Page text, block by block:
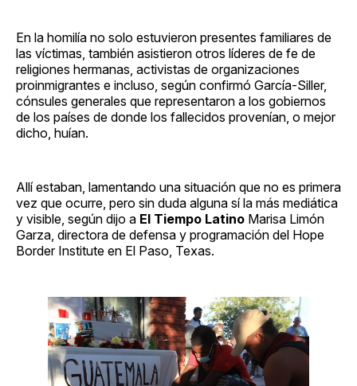
En la homilía no solo estuvieron presentes familiares de
las víctimas, también asistieron otros líderes de fe de
religiones hermanas, activistas de organizaciones
proinmigrantes e incluso, según confirmó García-Siller,
cónsules generales que representaron a los gobiernos
de los países de donde los fallecidos provenían, o mejor
dicho, huían.
Allí estaban, lamentando una situación que no es primera
vez que ocurre, pero sin duda alguna sí la más mediática
y visible, según dijo a El Tiempo Latino Marisa Limón
Garza, directora de defensa y programación del Hope
Border Institute en El Paso, Texas.